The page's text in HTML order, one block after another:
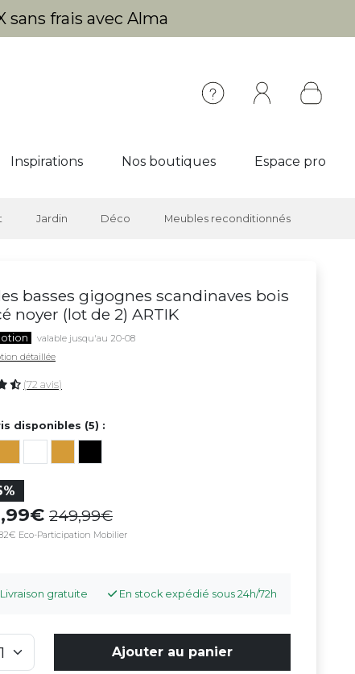
sans frais avec Alma
Inspirations Nos boutiques Espace pro
Jardin Déco Meubles reconditionnés
basses gigognes scandinaves bois
noyer (lot de 2) ARTIK
valable jusqu'au 20-08
détaillée
(72 avis)
disponibles (5) :
249,99
Eco-Participation Mobilier
gratuite En stock expédié sous 24h/72h
Ajouter au panier